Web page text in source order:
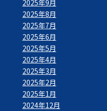
2025年9月
2025年8月
2025年7月
2025年6月
2025年5月
2025年4月
2025年3月
2025年2月
2025年1月
2024年12月